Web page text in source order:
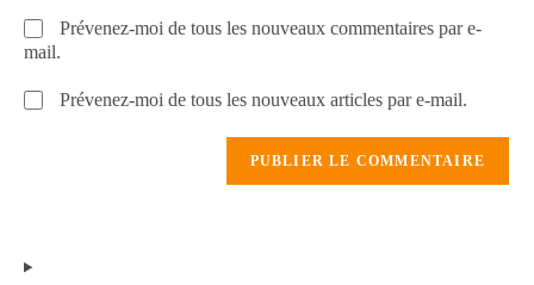
Prévenez-moi de tous les nouveaux commentaires par e-
mail.
Prévenez-moi de tous les nouveaux articles par e-mail.